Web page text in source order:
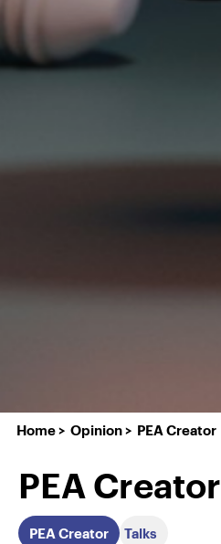
Home Opinion PEA Creator
PEA Creator
PEA Creator Talks